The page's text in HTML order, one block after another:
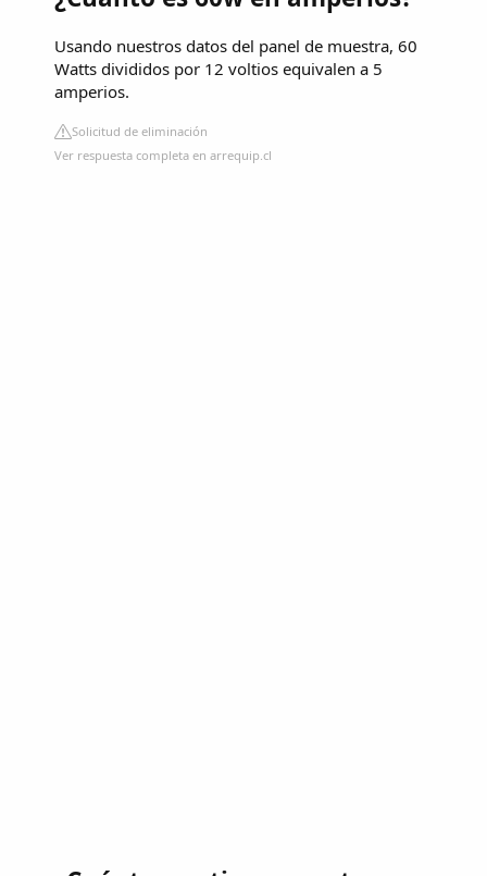
Usando nuestros datos del panel de muestra, 60
Watts divididos por 12 voltios equivalen a 5
amperios.
Solicitud de eliminación
Ver respuesta completa en arrequip.cl